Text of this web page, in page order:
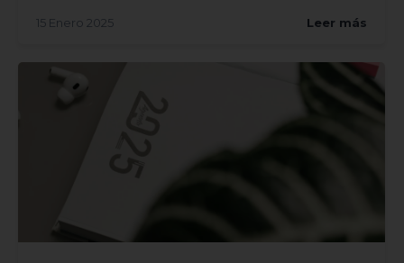
15 Enero 2025 Leer más